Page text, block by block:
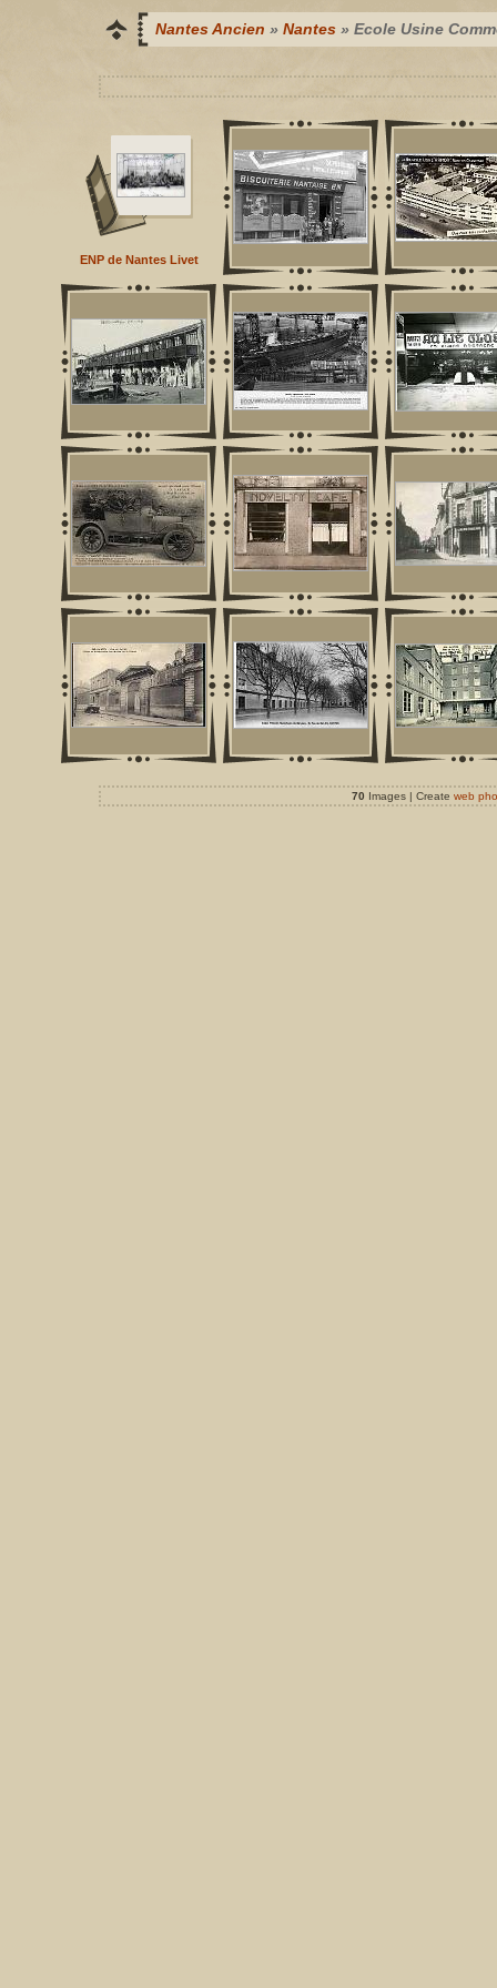
Nantes Ancien » Nantes » Ecole Usine
ENP de Nantes Livet
70 Images | Create web